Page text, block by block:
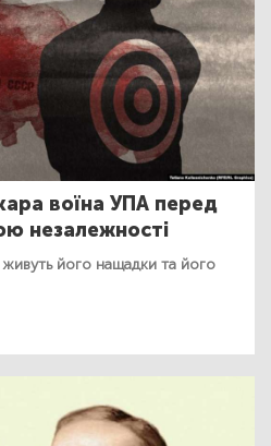
воїна УПА перед
незалежності
живуть його нащадки та його